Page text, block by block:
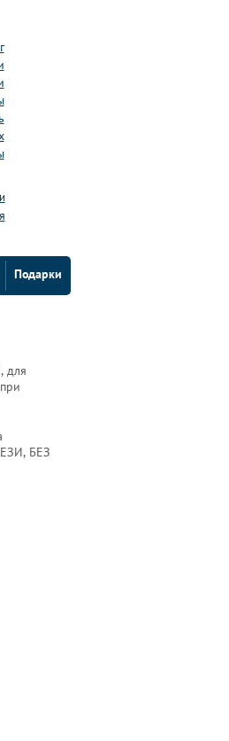
Подарки
для
БЕЗ